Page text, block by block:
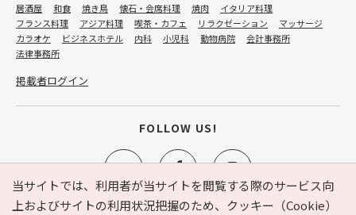
当サイトでは、利用者が当サイトを閲覧する際のサービス向
上およびサイトの利用状況把握のため、クッキー（Cookie）
居酒屋 和食 焼き鳥 懐石・会席料理 焼肉
イタリア料理
フランス料理
アジア料理 喫茶・カフェ リラクゼーション
マッサージ
カラオケ
ビジネスホテル 内科 小児科 動物病院
会計事務所
法律事務所
掲載者ログイン
FOLLOW US!